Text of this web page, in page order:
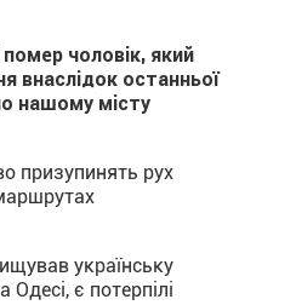
помер чоловік, який
внаслідок останньої
нашому місту
призупинять рух
українську
Одесі, є потерпілі